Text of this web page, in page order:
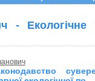
Екологічне